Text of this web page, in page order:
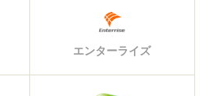
エンターライズ